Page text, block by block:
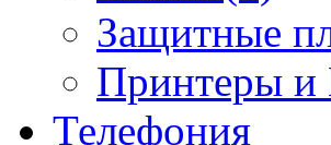
Защитные
Принтеры
Телефония